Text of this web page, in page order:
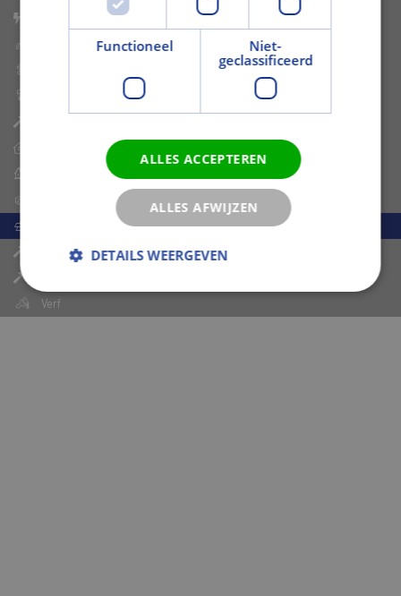
Tuin Assortiment
Klimmateriaal
Stucadoorsbenodigdheden
Wand- en Vloertegels
Diversen en Bewerkingen
Verf
Functioneel
Niet-
geclassificeerd
ALLES ACCEPTEREN
ALLES AFWIJZEN
DETAILS WEERGEVEN